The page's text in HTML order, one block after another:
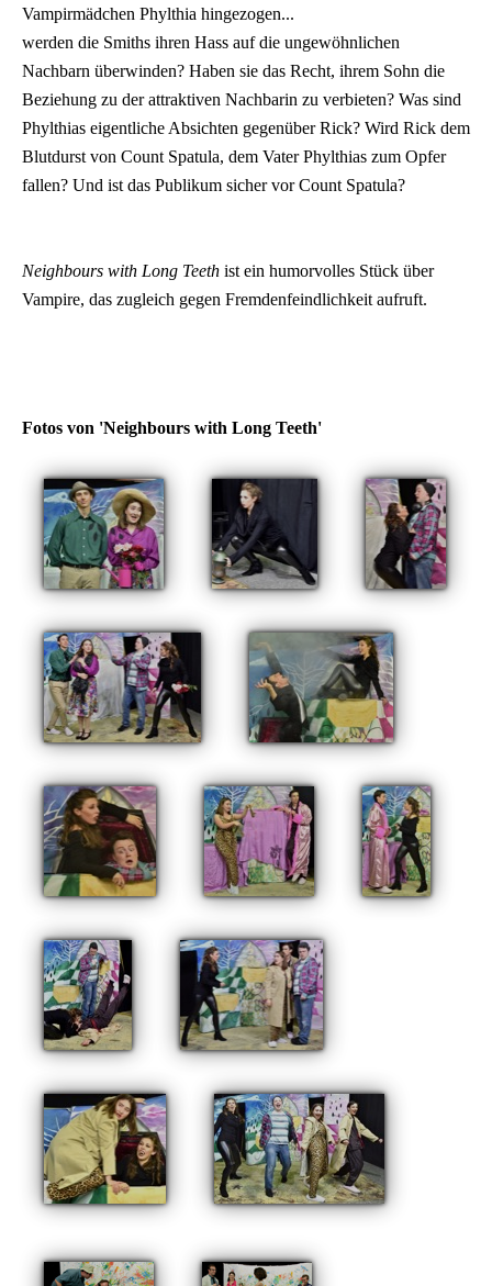
Vampirmädchen Phylthia hingezogen...
werden die Smiths ihren Hass auf die ungewöhnlichen
Nachbarn überwinden? Haben sie das Recht, ihrem Sohn die
Beziehung zu der attraktiven Nachbarin zu verbieten? Was sind
Phylthias eigentliche Absichten gegenüber Rick? Wird Rick dem
Blutdurst von Count Spatula, dem Vater Phylthias zum Opfer
fallen? Und ist das Publikum sicher vor Count Spatula?
Neighbours with Long Teeth ist ein humorvolles Stück über
Vampire, das zugleich gegen Fremdenfeindlichkeit aufruft.
Fotos von 'Neighbours with Long Teeth'